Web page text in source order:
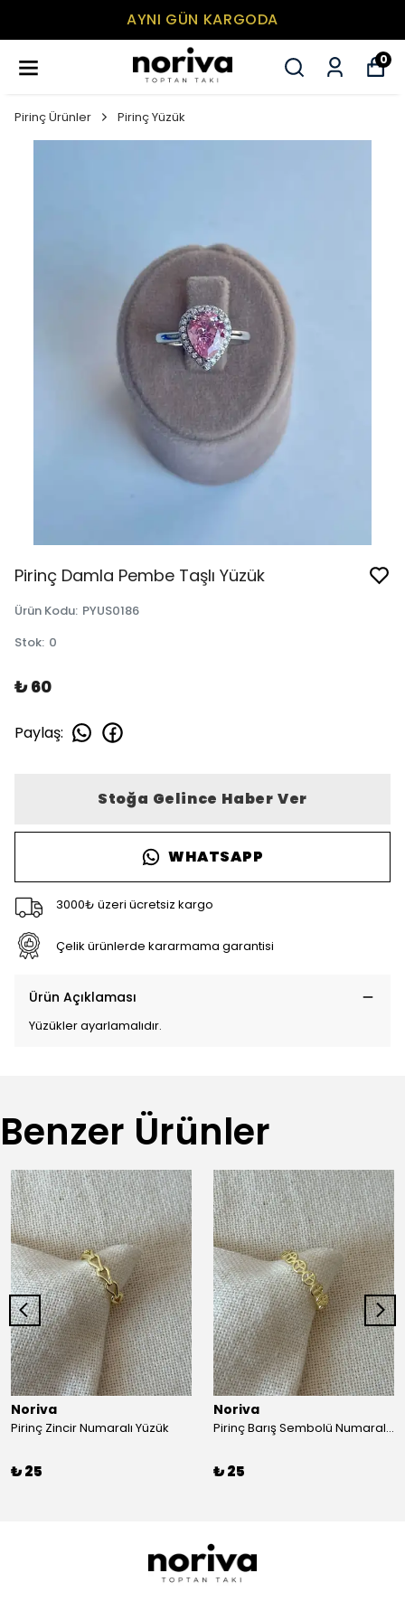
MİNİMUM SEPET
0
Pirinç Ürünler Pirinç Yüzük
Pirinç Damla Pembe Taşlı Yüzük
Ürün Kodu: PYUS0186
Stok: 0
₺ 60
Paylaş:
Stoğa Gelince Haber Ver
WHATSAPP
3000₺ üzeri ücretsiz kargo
Çelik ürünlerde kararmama garantisi
Ürün Açıklaması
Yüzükler ayarlamalıdır.
Benzer Ürünler
Noriva
Pirinç Zincir Numaralı Yüzük
₺ 25
Noriva
Pirinç Barış Sembolü Numaralı Yüzük
₺ 25